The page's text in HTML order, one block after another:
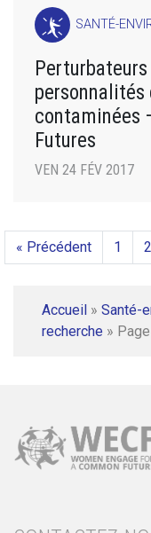
SANTÉ-
personnalités
contaminées
Futures
VEN 24 FÉV 2017
« Précédent 1 2
Accueil » Santé-
recherche »